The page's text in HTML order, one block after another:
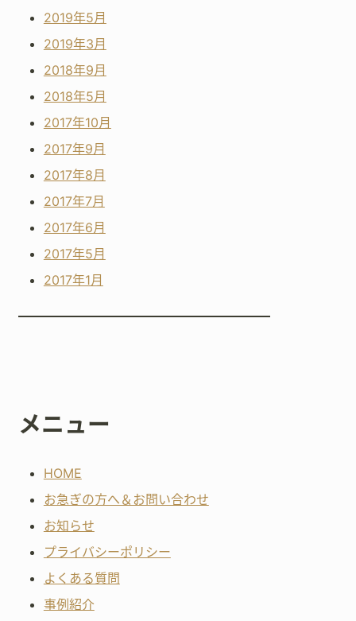
2019年5月
2019年3月
2018年9月
2018年5月
2017年10月
2017年9月
2017年8月
2017年7月
2017年6月
2017年5月
2017年1月
メニュー
HOME
お急ぎの方へ＆お問い合わせ
お知らせ
プライバシーポリシー
よくある質問
事例紹介